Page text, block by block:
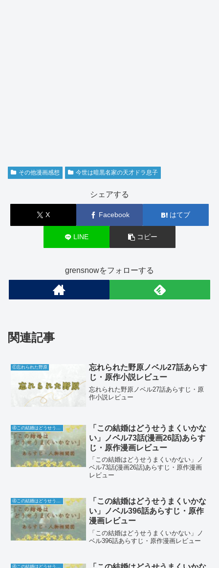
その他漫画感想 今世は暗黒名家の天才ドラ息子
シェアする
X Facebook はてブ
LINE コピー
grensnowをフォローする
関連記事
Ⓔ忘れられた野原
忘れられた野原ノベル27話あらす
じ・原作小説レビュー
忘れられた野原ノベル27話あらすじ・原
作小説レビュー
「この結婚はどうせうまくいかな
い」ノベル73話(漫画26話)あらす
じ・原作漫画レビュー
「この結婚はどうせうまくいかない」ノ
ベル73話(漫画26話)あらすじ・原作漫画
レビュー
④この結婚はどうせうまくいかない
「この結婚はどうせうまくいかな
い」ノベル396話あらすじ・原作
漫画レビュー
「この結婚はどうせうまくいかない」ノ
ベル396話あらすじ・原作漫画レビュー